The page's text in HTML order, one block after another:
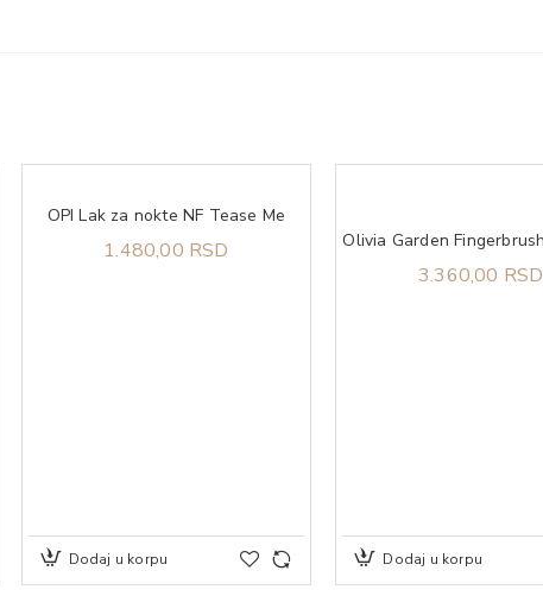
OPI Lak za nokte NF Tease Me
1.480,00 RSD
Dodaj u korpu
3.360,00 RSD
Dodaj u korpu